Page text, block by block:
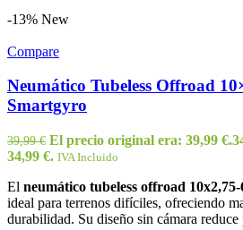
-13% New
Compare
Neumático Tubeless Offroad
Smartgyro
39,99€ El precio original era: 39,99 €.
34,99 €. IVA Incluido
El neumático tubeless offroad
ideal para terrenos difíciles, ofreciendo
durabilidad. Su diseño sin cámara